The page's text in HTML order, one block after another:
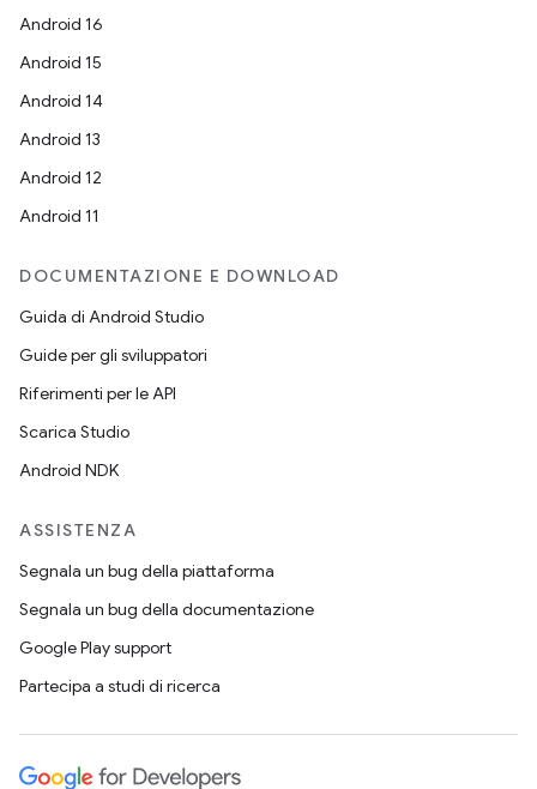
Android 16
Android 15
Android 14
Android 13
Android 12
Android 11
DOCUMENTAZIONE E DOWNLOAD
Guida di Android Studio
Guide per gli sviluppatori
Riferimenti per le API
Scarica Studio
Android NDK
ASSISTENZA
Segnala un bug della piattaforma
Segnala un bug della documentazione
Google Play support
Partecipa a studi di ricerca